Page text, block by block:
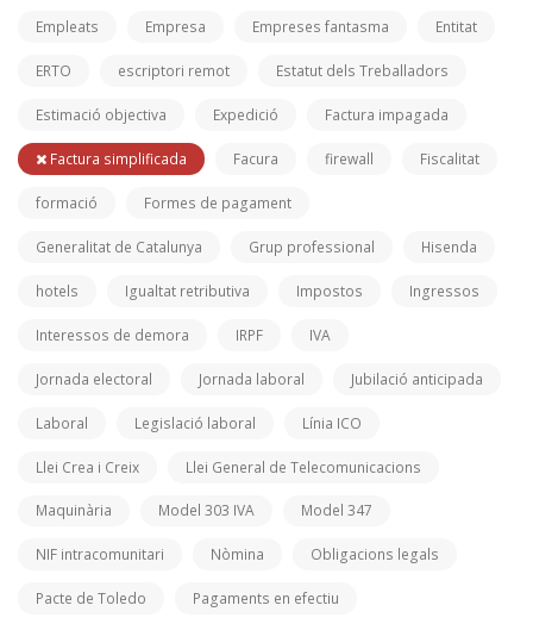
Empleats Empresa Empreses fantasma Entitat
ERTO escriptori remot Estatut dels Treballadors
Estimació objectiva Expedició Factura impagada
Factura simplificada Facura firewall Fiscalitat
formació Formes de pagament
Generalitat de Catalunya Grup professional Hisenda
hotels Igualtat retributiva Impostos Ingressos
Interessos de demora IRPF IVA
Jornada electoral Jornada laboral Jubilació anticipada
Laboral Legislació laboral Línia ICO
Llei Crea i Creix Llei General de Telecomunicacions
Maquinària Model 303 IVA Model 347
NIF intracomunitari Nòmina Obligacions legals
Pacte de Toledo Pagaments en efectiu